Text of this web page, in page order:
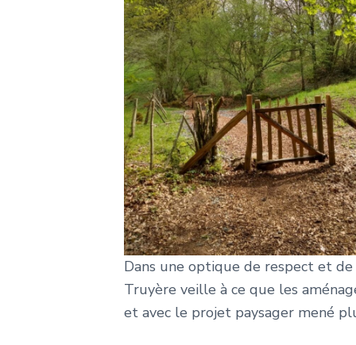
Dans une optique de respect et
Truyère veille à ce que les
et avec le projet paysager mené